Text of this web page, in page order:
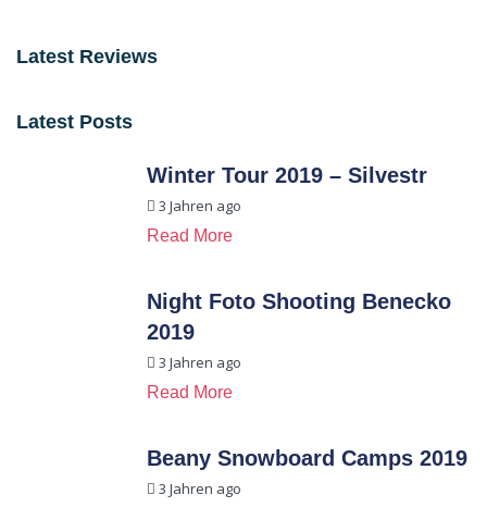
Latest Reviews
Latest Posts
Winter Tour 2019 – Silvestr
3 Jahren ago
Read More
Night Foto Shooting Benecko
2019
3 Jahren ago
Read More
Beany Snowboard Camps 2019
3 Jahren ago